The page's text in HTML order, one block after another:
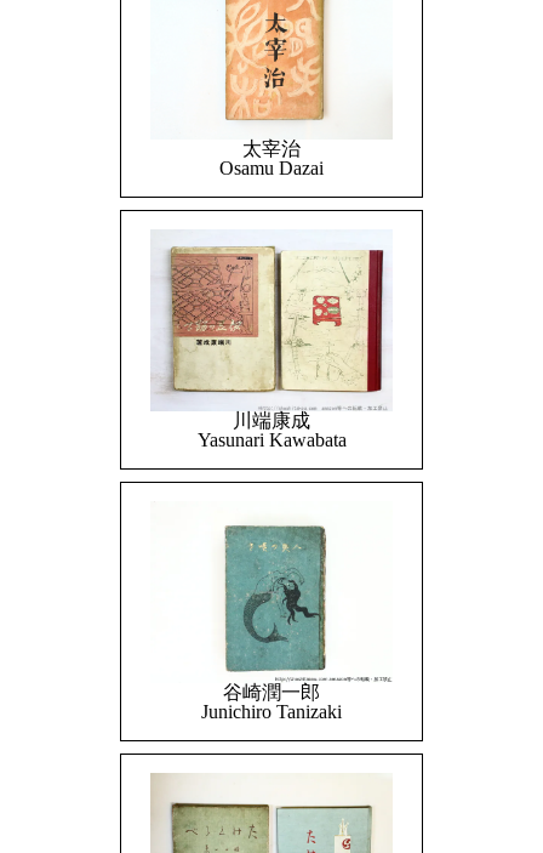
太宰治
Osamu Dazai
川端康成
Yasunari Kawabata
谷崎潤一郎
Junichiro Tanizaki